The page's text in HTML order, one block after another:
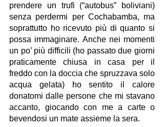
prendere un trufi (“autobus” boliviani)
senza perdermi per Cochabamba, ma
soprattutto ho ricevuto più di quanto si
possa immaginare. Anche nei momenti
un po’ più difficili (ho passato due giorni
praticamente chiusa in casa per il
freddo con la doccia che spruzzava solo
acqua gelata) ho sentito il calore
donatomi dalle persone che mi stavano
accanto, giocando con me a carte o
bevendosi un mate assieme la sera.